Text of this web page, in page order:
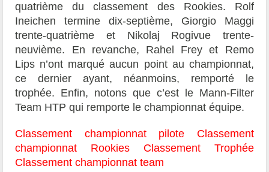
quatrième du classement des Rookies. Rolf
Ineichen termine dix-septième, Giorgio Maggi
trente-quatrième et Nikolaj Rogivue trente-
neuvième. En revanche, Rahel Frey et Remo
Lips n’ont marqué aucun point au championnat,
ce dernier ayant, néanmoins, remporté le
trophée. Enfin, notons que c’est le Mann-Filter
Team HTP qui remporte le championnat équipe.
Classement championnat pilote
Classement
championnat Rookies
Classement Trophée
Classement championnat team